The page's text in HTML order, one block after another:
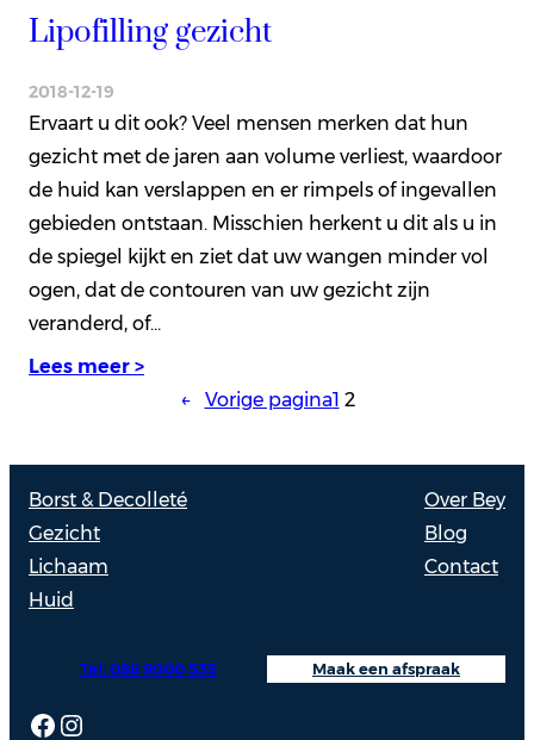
Lipofilling gezicht
2018-12-19
Ervaart u dit ook? Veel mensen merken dat hun
gezicht met de jaren aan volume verliest, waardoor
de huid kan verslappen en er rimpels of ingevallen
gebieden ontstaan. Misschien herkent u dit als u in
de spiegel kijkt en ziet dat uw wangen minder vol
ogen, dat de contouren van uw gezicht zijn
veranderd, of…
Lees meer >
←
Vorige pagina1 2
Borst & Decolleté
Gezicht
Lichaam
Huid
Over Bey
Blog
Contact
Facebook
Instagram
Maak een afspraak
Tel: 088 9000 535